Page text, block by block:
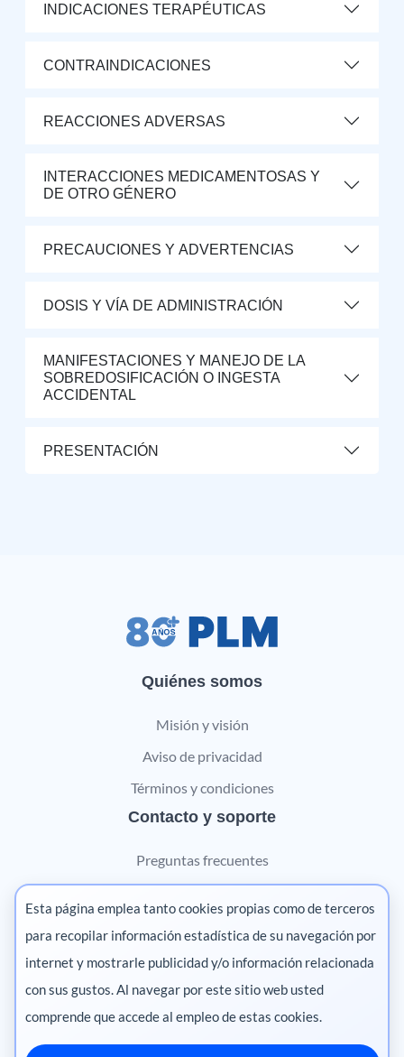
INDICACIONES TERAPÉUTICAS
CONTRAINDICACIONES
REACCIONES ADVERSAS
INTERACCIONES MEDICAMENTOSAS Y
DE OTRO GÉNERO
PRECAUCIONES Y ADVERTENCIAS
DOSIS Y VÍA DE ADMINISTRACIÓN
MANIFESTACIONES Y MANEJO DE LA
SOBREDOSIFICACIÓN O INGESTA
ACCIDENTAL
PRESENTACIÓN
Quiénes somos
Misión y visión
Aviso de privacidad
Términos y condiciones
Contacto y soporte
Preguntas frecuentes
Contáctanos
Marketing digital
Pharma
Esta página emplea tanto cookies propias como de terceros
para recopilar información estadística de su navegación por
internet y mostrarle publicidad y/o información relacionada
con sus gustos. Al navegar por este sitio web usted
comprende que accede al empleo de estas cookies.